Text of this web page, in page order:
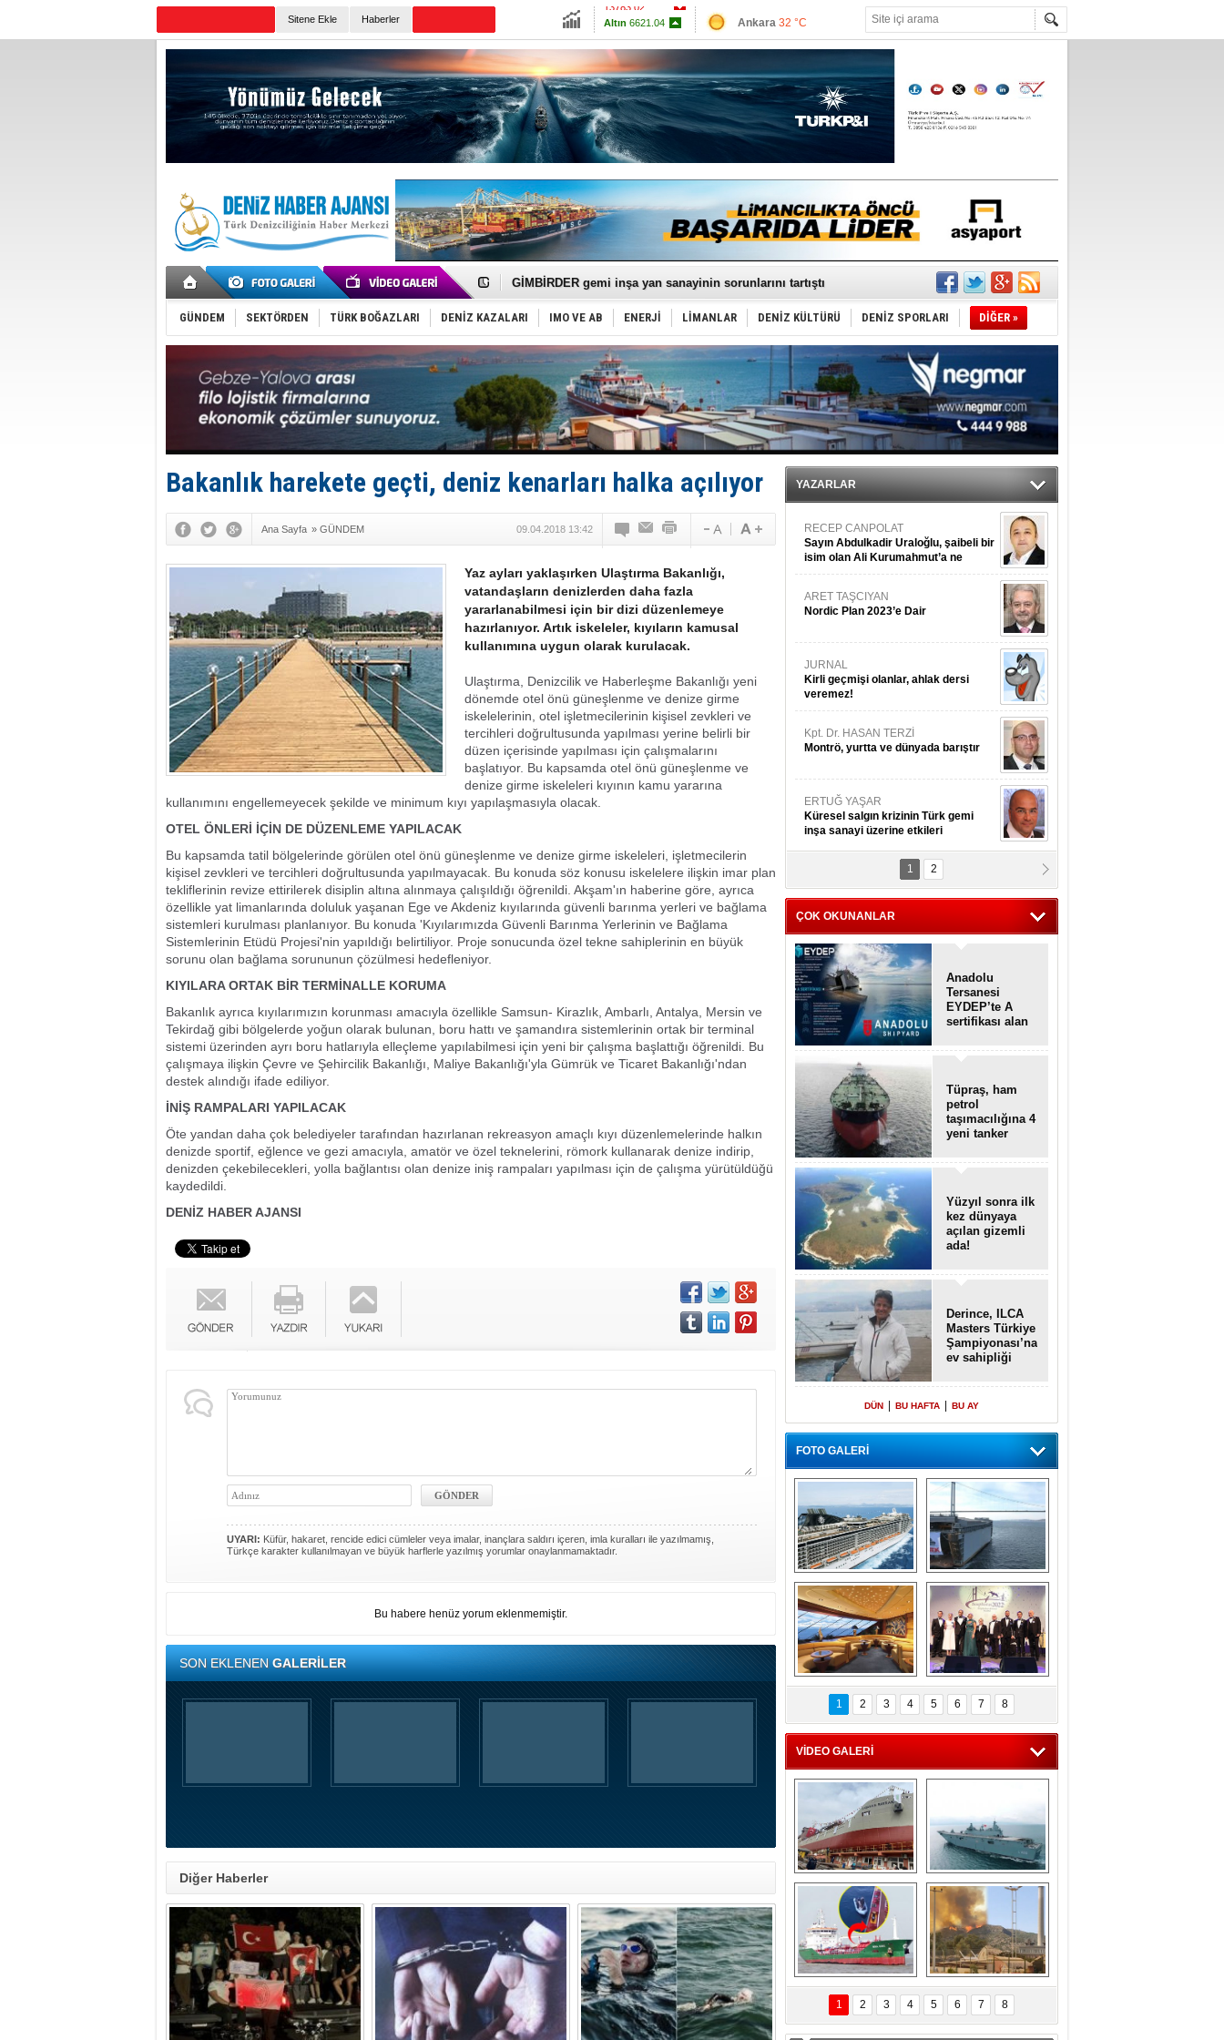
Sitene Ekle Haberler
Altın 6621.04
Euro55.0312
Ankara 32 °C
Antalya32 °C
Muğla 33 °C
Çanakkale 29 °C
FESCO, Karadeniz'de yeni sevkiyat taleplerini durdurdu
GİMBİRDER gemi inşa yan sanayinin sorunlarını tartıştı
35 milyon TL'lik tekne projesinde karar çıktı
İnsansız cankurtaran ihalesini BlueForge kazandı
Yüzyıl sonra ilk kez dünyaya açılan gizemli ada!
Anadolu Tersanesi EYDEP’te A sertifikası alan ilk tersane oldu
Derince, ILCA Masters Türkiye Şampiyonası’na ev sahipliği yapacak
Tüpraş, ham petrol taşımacılığına 4 yeni tanker daha ekliyor
İTU AUV, Dünya’da 2. oldu!
LNG taşımacılığında maliyetler katlandı
PROYAD, yat mürettebatı için yurt dışı harcı için düzenleme istiyor
Türkiye-Irak enerji hattında yeni dönem başlıyor
Deniz turizminde yeni ‘Ceza Rejimi’!
GÜNDEM SEKTÖRDEN TÜRK BOĞAZLARI DENİZ KAZALARI IMO VE AB ENERJİ LİMANLAR DENİZ KÜLTÜRÜ DENİZ SPORLARI DİĞER »
Bakanlık harekete geçti, deniz kenarları halka açılıyor
Ana Sayfa » GÜNDEM 09.04.2018 13:42
Yaz ayları yaklaşırken Ulaştırma Bakanlığı,
vatandaşların denizlerden daha fazla
yararlanabilmesi için bir dizi düzenlemeye
hazırlanıyor. Artık iskeleler, kıyıların kamusal
kullanımına uygun olarak kurulacak.
Ulaştırma, Denizcilik ve Haberleşme Bakanlığı yeni
dönemde otel önü güneşlenme ve denize girme
iskelelerinin, otel işletmecilerinin kişisel zevkleri ve
tercihleri doğrultusunda yapılması yerine belirli bir
düzen içerisinde yapılması için çalışmalarını
başlatıyor. Bu kapsamda otel önü güneşlenme ve
denize girme iskeleleri kıyının kamu yararına
kullanımını engellemeyecek şekilde ve minimum kıyı yapılaşmasıyla olacak.
OTEL ÖNLERİ İÇİN DE DÜZENLEME YAPILACAK
Bu kapsamda tatil bölgelerinde görülen otel önü güneşlenme ve denize girme iskeleleri, işletmecilerin
kişisel zevkleri ve tercihleri doğrultusunda yapılmayacak. Bu konuda söz konusu iskelelere ilişkin imar plan
tekliflerinin revize ettirilerek disiplin altına alınmaya çalışıldığı öğrenildi. Akşam'ın haberine göre, ayrıca
özellikle yat limanlarında doluluk yaşanan Ege ve Akdeniz kıyılarında güvenli barınma yerleri ve bağlama
sistemleri kurulması planlanıyor. Bu konuda 'Kıyılarımızda Güvenli Barınma Yerlerinin ve Bağlama
Sistemlerinin Etüdü Projesi'nin yapıldığı belirtiliyor. Proje sonucunda özel tekne sahiplerinin en büyük
sorunu olan bağlama sorununun çözülmesi hedefleniyor.
KIYILARA ORTAK BİR TERMİNALLE KORUMA
Bakanlık ayrıca kıyılarımızın korunması amacıyla özellikle Samsun- Kirazlık, Ambarlı, Antalya, Mersin ve
Tekirdağ gibi bölgelerde yoğun olarak bulunan, boru hattı ve şamandıra sistemlerinin ortak bir terminal
sistemi üzerinden ayrı boru hatlarıyla elleçleme yapılabilmesi için yeni bir çalışma başlattığı öğrenildi. Bu
çalışmaya ilişkin Çevre ve Şehircilik Bakanlığı, Maliye Bakanlığı'yla Gümrük ve Ticaret Bakanlığı'ndan
destek alındığı ifade ediliyor.
İNİŞ RAMPALARI YAPILACAK
Öte yandan daha çok belediyeler tarafından hazırlanan rekreasyon amaçlı kıyı düzenlemelerinde halkın
denizde sportif, eğlence ve gezi amacıyla, amatör ve özel teknelerini, römork kullanarak denize indirip,
denizden çekebilecekleri, yolla bağlantısı olan denize iniş rampaları yapılması için de çalışma yürütüldüğü
kaydedildi.
DENİZ HABER AJANSI
UYARI: Küfür, hakaret, rencide edici cümleler veya imalar, inançlara saldırı içeren, imla kuralları ile yazılmamış,
Türkçe karakter kullanılmayan ve büyük harflerle yazılmış yorumlar onaylanmamaktadır.
Bu habere henüz yorum eklenmemiştir.
SON EKLENENGALERİLER
Diğer Haberler
YAZARLAR
RECEP CANPOLAT
Sayın Abdulkadir Uraloğlu, şaibeli bir
isim olan Ali Kurumahmut’a ne
danışıyorsunuz?
ARET TAŞCIYAN
Nordic Plan 2023’e Dair
JURNAL
Kirli geçmişi olanlar, ahlak dersi
veremez!
Kpt. Dr. HASAN TERZİ
Montrö, yurtta ve dünyada barıştır
ERTUĞ YAŞAR
Küresel salgın krizinin Türk gemi
inşa sanayi üzerine etkileri
Kpt. MESUT AZMİ GÖKSOY
ithafen...
1 2
ÇOK OKUNANLAR
Anadolu
Tersanesi
EYDEP’te A
sertifikası alan
Tüpraş, ham
petrol
taşımacılığına 4
yeni tanker
Yüzyıl sonra ilk
kez dünyaya
açılan gizemli
ada!
Derince, ILCA
Masters Türkiye
Şampiyonası’na
ev sahipliği
DÜN BU HAFTA BU AY
FOTO GALERİ
“Gemi içinde gemi”
konsepti ile MSC
Splendida
Dünyada tek!
Denizaltı yüzer
havuzu intikal
seyrine başladı
MSC'den 55 milyon
euroluk turizm geliri
müjdesi
5. Bosphorus Ship
Brokers Dinner,
İstanbul’da yapıldı
1 2 3 4 5 6 7 8
VİDEO GALERİ
Çeksan Tersanesi,
Başaran Bayrak
tankerini suya
indirdi
TCG Anadolu,
tersane teknik
seyrini tamamladı
Göçmenlerin
imdadına Türk
sahipli MINA DENIZ
yetişti
Milas’taki yangın
yeniden termik
santrallere doğru
ilerliyor
1 2 3 4 5 6 7 8